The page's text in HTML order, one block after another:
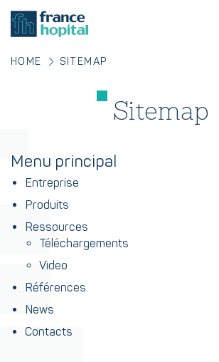
HOME SITEMAP
Sitemap
Menu principal
Entreprise
Produits
Ressources
Téléchargements
Video
Références
News
Contacts